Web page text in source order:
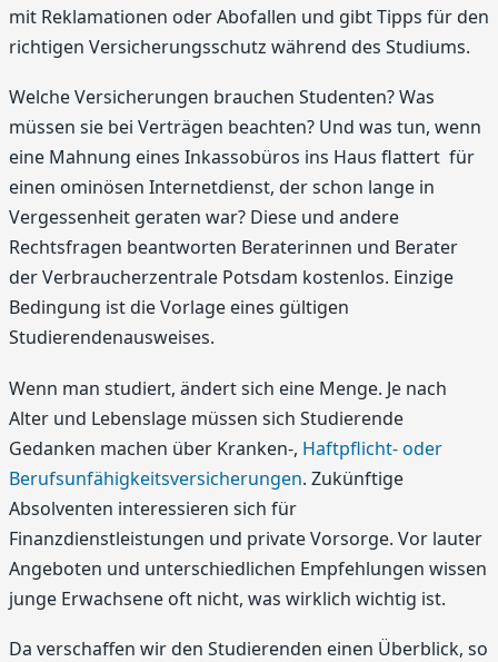
mit Reklamationen oder Abofallen und gibt Tipps für den
richtigen Versicherungsschutz während des Studiums.
Welche Versicherungen brauchen Studenten? Was
müssen sie bei Verträgen beachten? Und was tun, wenn
eine Mahnung eines Inkassobüros ins Haus flattert  für
einen ominösen Internetdienst, der schon lange in
Vergessenheit geraten war? Diese und andere
Rechtsfragen beantworten Beraterinnen und Berater
der Verbraucherzentrale Potsdam kostenlos. Einzige
Bedingung ist die Vorlage eines gültigen
Studierendenausweises.
Wenn man studiert, ändert sich eine Menge. Je nach
Alter und Lebenslage müssen sich Studierende
Gedanken machen über Kranken-, Haftpflicht- oder
Berufsunfähigkeitsversicherungen. Zukünftige
Absolventen interessieren sich für
Finanzdienstleistungen und private Vorsorge. Vor lauter
Angeboten und unterschiedlichen Empfehlungen wissen
junge Erwachsene oft nicht, was wirklich wichtig ist.
Da verschaffen wir den Studierenden einen Überblick, so